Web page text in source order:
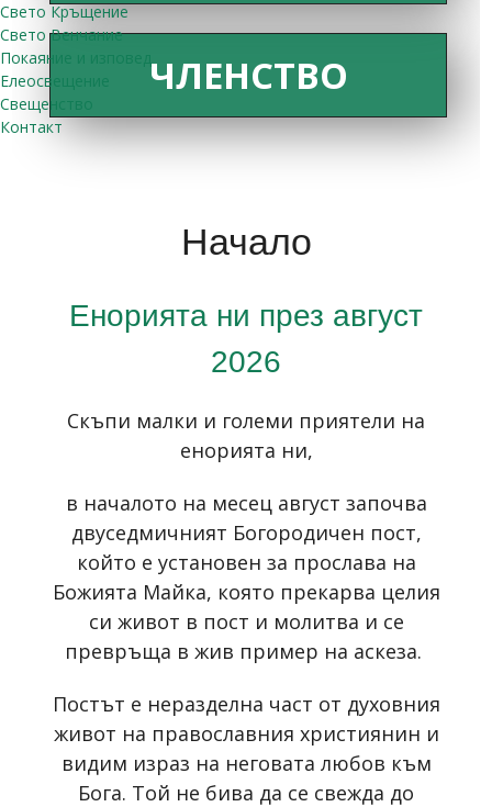
Свето Кръщение
Свето Венчание
Покаяние и изповед
Елеосвещение
Свещенство
Контакт
ЧЛЕНСТВО
Начало
Енорията ни през август
2026
Скъпи малки и големи приятели на
енорията ни,
в началото на месец август започва
двуседмичният Богородичен пост,
който е установен за прослава на
Божията Майка, която прекарва целия
си живот в пост и молитва и се
превръща в жив пример на аскеза.
Постът е неразделна част от духовния
живот на православния християнин и
видим израз на неговата любов към
Бога. Той не бива да се свежда до